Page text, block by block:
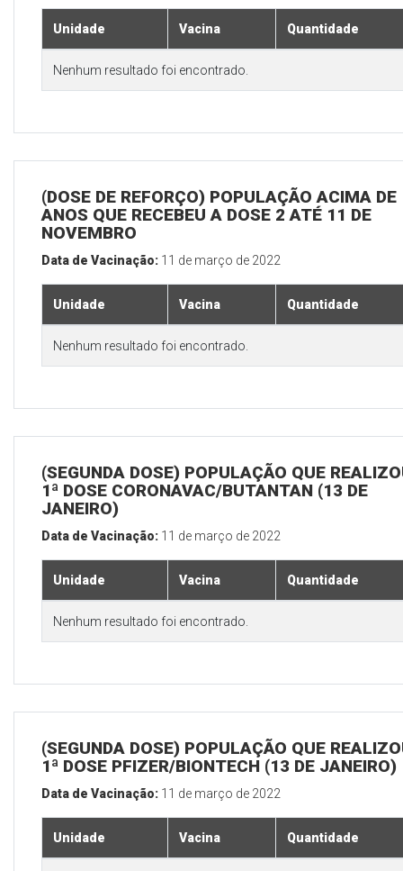
Unidade Vacina Quantidade
Nenhum resultado foi encontrado.
(DOSE DE REFORÇO) POPULAÇÃO ACIMA DE
ANOS QUE RECEBEU A DOSE 2 ATÉ 11 DE
NOVEMBRO
Data de Vacinação: 11 de março de 2022
Unidade Vacina Quantidade
Nenhum resultado foi encontrado.
(SEGUNDA DOSE) POPULAÇÃO QUE
1ª DOSE CORONAVAC/BUTANTAN (13 DE
JANEIRO)
Data de Vacinação: 11 de março de 2022
Unidade Vacina Quantidade
Nenhum resultado foi encontrado.
(SEGUNDA DOSE) POPULAÇÃO QUE
1ª DOSE PFIZER/BIONTECH (13 DE JANEIRO)
Data de Vacinação: 11 de março de 2022
Unidade Vacina Quantidade